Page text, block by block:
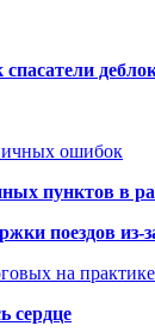
ошибок
пунктов в
поездов из-
на практике
сердце